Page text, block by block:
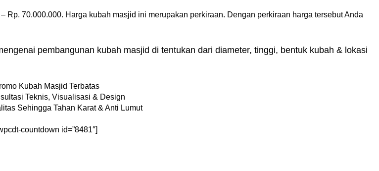
70.000.000. Harga kubah masjid ini merupakan perkiraan. Dengan perkiraan harga tersebut Anda
pembangunan kubah masjid di tentukan dari diameter, tinggi, bentuk kubah & lokasi
Kubah Masjid Terbatas
Teknis, Visualisasi & Design
Sehingga Tahan Karat & Anti Lumut
countdown id=”8481″]